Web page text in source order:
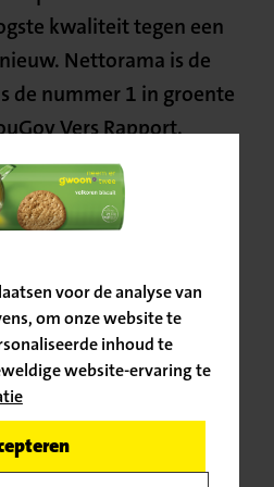
voor de analyse van
om onze website te
inhoud te
website-ervaring te
kwaliteit tegen een
Nettorama is de
de nummer 1 in groente
Vers Rapport.
ook de nummer 1 in
het leven al duur
aan om klanten te
kwalitatieve en
groente, fruit, brood
de vacature